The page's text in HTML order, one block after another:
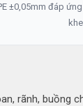
±0,05mm đáp
khe.
rãnh, buồng